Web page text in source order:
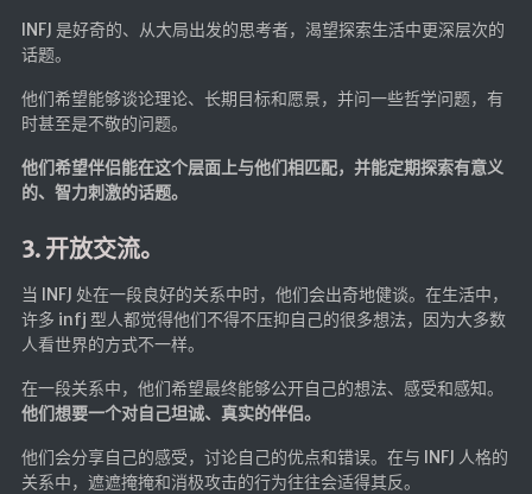
INFJ 是好奇的、从大局出发的思考者，渴望探索生活中更深层次的
话题。
他们希望能够谈论理论、长期目标和愿景，并问一些哲学问题，有
时甚至是不敬的问题。
他们希望伴侣能在这个层面上与他们相匹配，并能定期探索有意义
的、智力刺激的话题。
3. 开放交流。
当 INFJ 处在一段良好的关系中时，他们会出奇地健谈。在生活中，
许多 infj 型人都觉得他们不得不压抑自己的很多想法，因为大多数
人看世界的方式不一样。
在一段关系中，他们希望最终能够公开自己的想法、感受和感知。
他们想要一个对自己坦诚、真实的伴侣。
他们会分享自己的感受，讨论自己的优点和错误。在与 INFJ 人格的
关系中，遮遮掩掩和消极攻击的行为往往会适得其反。